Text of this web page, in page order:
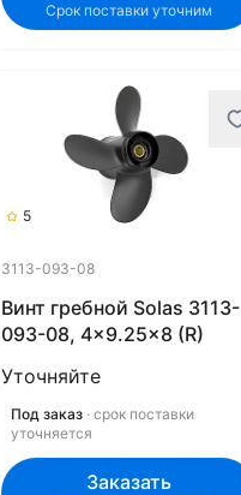
Срок поставки уточним
5
3113-093-08
Винт гребной Solas 3113-
093-08, 4x9.25x8 (R)
Уточняйте
Под заказ · срок поставки
уточняется
Заказать